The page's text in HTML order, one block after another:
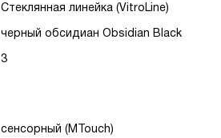
Стеклянная линейка (VitroLine)
черный обсидиан Obsidian Black
3
сенсорный (MTouch)